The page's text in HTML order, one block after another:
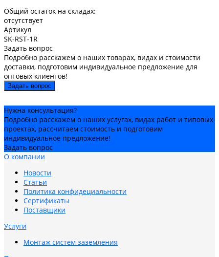
Общий остаток на складах:
отсутствует
Артикул
SK-RST-1R
Задать вопрос
Подробно расскажем о наших товарах, видах и стоимости
доставки, подготовим индивидуальное предложение для
оптовых клиентов!
Задать вопрос
Нужна консультация?
Подробно расскажем о наших услугах, видах работ и типовых
проектах, рассчитаем стоимость и подготовим
индивидуальное предложение!
Задать вопрос
О компании
Новости
Статьи
Политика конфидециальности
Сертификаты
Поставщики
Услуги
Монтаж систем заземления